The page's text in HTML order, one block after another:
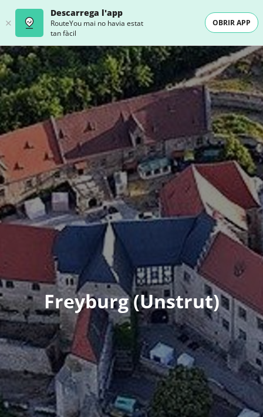
Descarrega l'app
RouteYou mai no havia estat
tan fàcil
OBRIR APP
Freyburg (Unstrut)